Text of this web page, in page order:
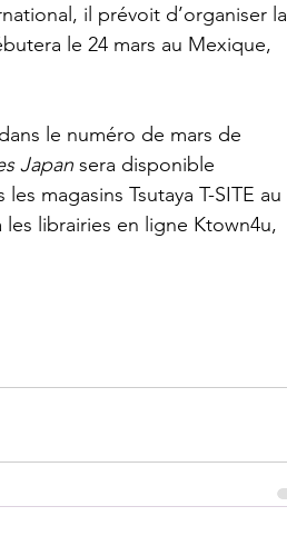
il prévoit d’organiser la
le 24 mars au Mexique,
le numéro de mars de
Japan sera disponible
magasins Tsutaya T-SITE au
librairies en ligne Ktown4u,